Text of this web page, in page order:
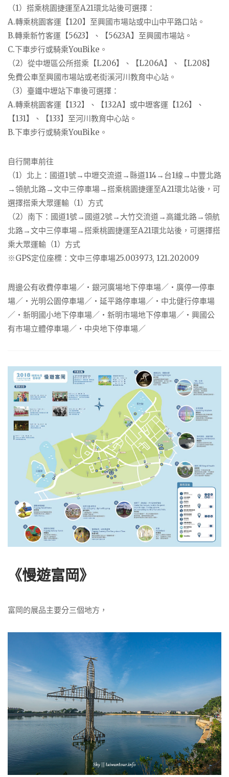
（1）搭乘桃園捷運至A21環北站後可選擇：
A.轉乘桃園客運【120】至興國市場站或中山中平路口站。
B.轉乘新竹客運【5623】、【5623A】至興國市場站。
C.下車步行或騎乘YouBike。
（2）從中壢區公所搭乘【L206】、【L206A】、【L208】
免費公車至興國市場站或老街溪河川教育中心站。
（3）臺鐵中壢站下車後可選擇：
A.轉乘桃園客運【132】、【132A】或中壢客運【126】、
【131】、【133】至河川教育中心站。
B.下車步行或騎乘YouBike。
自行開車前往
（1）北上：國道1號→中壢交流道→縣道114→台1線→中豐北路
→領航北路→文中三停車場→搭乘桃園捷運至A21環北站後，可
選擇搭乘大眾運輸（1）方式
（2）南下：國道1號→國道2號→大竹交流道→高鐵北路→領航
北路→文中三停車場→搭乘桃園捷運至A21環北站後，可選擇搭
乘大眾運輸（1）方式
※GPS定位座標：文中三停車場25.003973, 121.202009
周邊公有收費停車場／‧銀河廣場地下停車場／‧廣停一停車
場／‧光明公園停車場／‧延平路停車場／‧中北健行停車場
／‧新明國小地下停車場／‧新明市場地下停車場／‧興國公
有市場立體停車場／‧中央地下停車場／
《慢遊富岡》
富岡的展品主要分三個地方，